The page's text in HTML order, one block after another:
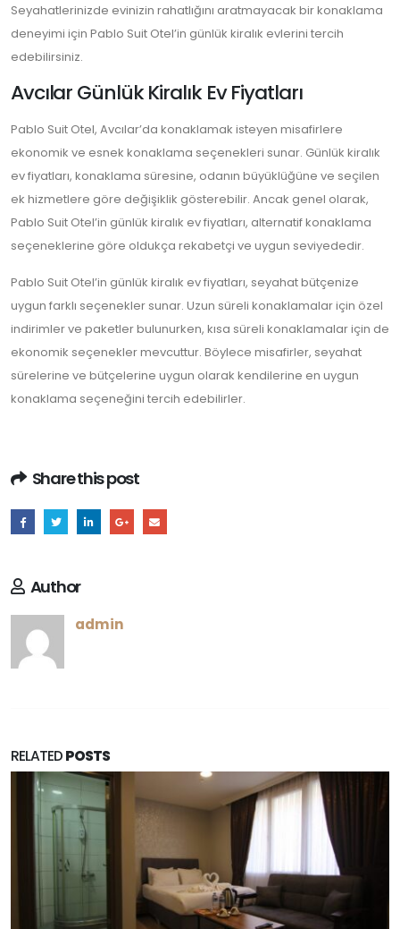
Seyahatlerinizde evinizin rahatlığını aratmayacak bir konaklama
deneyimi için Pablo Suit Otel’in günlük kiralık evlerini tercih
edebilirsiniz.
Avcılar Günlük Kiralık Ev Fiyatları
Pablo Suit Otel, Avcılar’da konaklamak isteyen misafirlere
ekonomik ve esnek konaklama seçenekleri sunar. Günlük kiralık
ev fiyatları, konaklama süresine, odanın büyüklüğüne ve seçilen
ek hizmetlere göre değişiklik gösterebilir. Ancak genel olarak,
Pablo Suit Otel’in günlük kiralık ev fiyatları, alternatif konaklama
seçeneklerine göre oldukça rekabetçi ve uygun seviyededir.
Pablo Suit Otel’in günlük kiralık ev fiyatları, seyahat bütçenize
uygun farklı seçenekler sunar. Uzun süreli konaklamalar için özel
indirimler ve paketler bulunurken, kısa süreli konaklamalar için de
ekonomik seçenekler mevcuttur. Böylece misafirler, seyahat
sürelerine ve bütçelerine uygun olarak kendilerine en uygun
konaklama seçeneğini tercih edebilirler.
Share this post
Author
admin
RELATEDPOSTS